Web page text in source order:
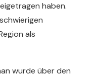
haben.
als
wurde über den